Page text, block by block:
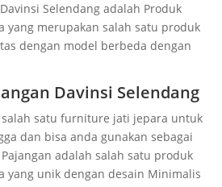
Selendang adalah Produk
yang merupakan salah satu produk
dengan model berbeda dengan
Davinsi Selendang
satu furniture jati jepara untuk
dan bisa anda gunakan sebagai
adalah salah satu produk
yang unik dengan desain Minimalis